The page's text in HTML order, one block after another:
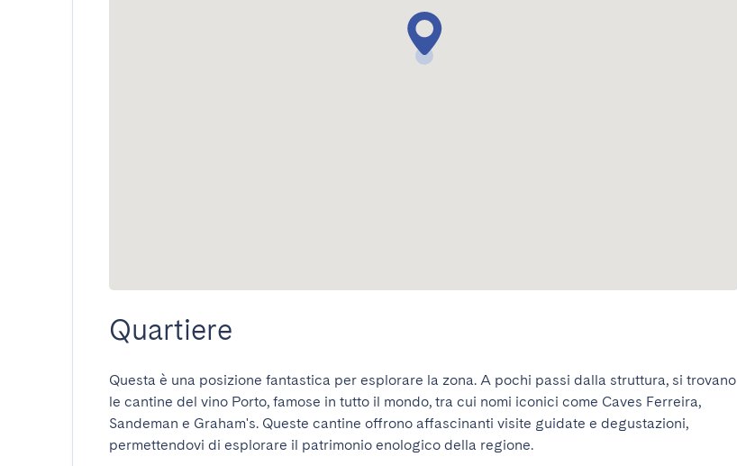
Quartiere
Questa è una posizione fantastica per esplorare la zona. A pochi passi dalla struttura, si trovano
le cantine del vino Porto, famose in tutto il mondo, tra cui nomi iconici come Caves Ferreira,
Sandeman e Graham's. Queste cantine offrono affascinanti visite guidate e degustazioni,
permettendovi di esplorare il patrimonio enologico della regione.